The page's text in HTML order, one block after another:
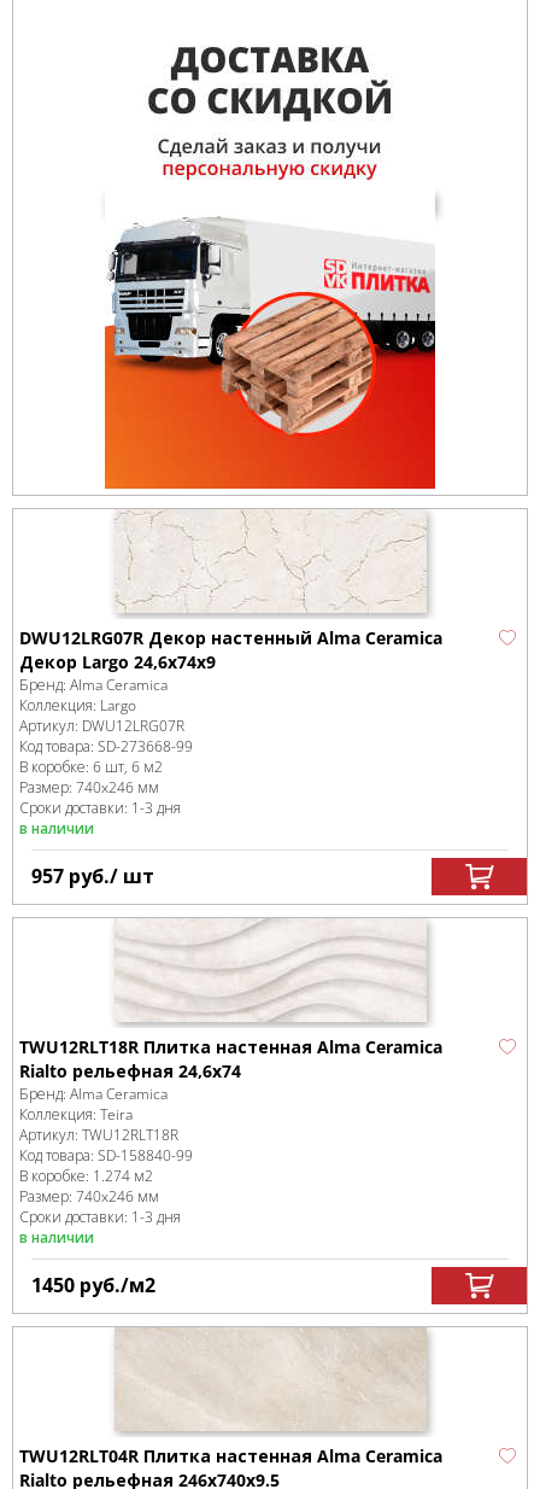
DWU12LRG07R Декор настенный Alma Ceramica
Декор Largo 24,6х74x9
Бренд: Alma Ceramica
Коллекция: Largo
Артикул: DWU12LRG07R
Код товара: SD-273668-99
В коробке: 6 шт, 6 м2
Размер: 740x246 мм
Сроки доставки: 1-3 дня
в наличии
957 руб./ шт
TWU12RLT18R Плитка настенная Alma Ceramica
Rialto рельефная 24,6х74
Бренд: Alma Ceramica
Коллекция: Teira
Артикул: TWU12RLT18R
Код товара: SD-158840-99
В коробке: 1.274 м2
Размер: 740x246 мм
Сроки доставки: 1-3 дня
в наличии
1450 руб./м2
TWU12RLT04R Плитка настенная Alma Ceramica
Rialto рельефная 246x740x9.5